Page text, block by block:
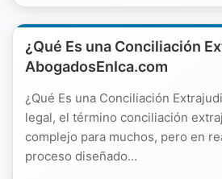
¿Qué Es una Conciliación
AbogadosEnIca.com
¿Qué Es una Conciliación
legal, el término conciliación
complejo para muchos, pero en
proceso diseñado...